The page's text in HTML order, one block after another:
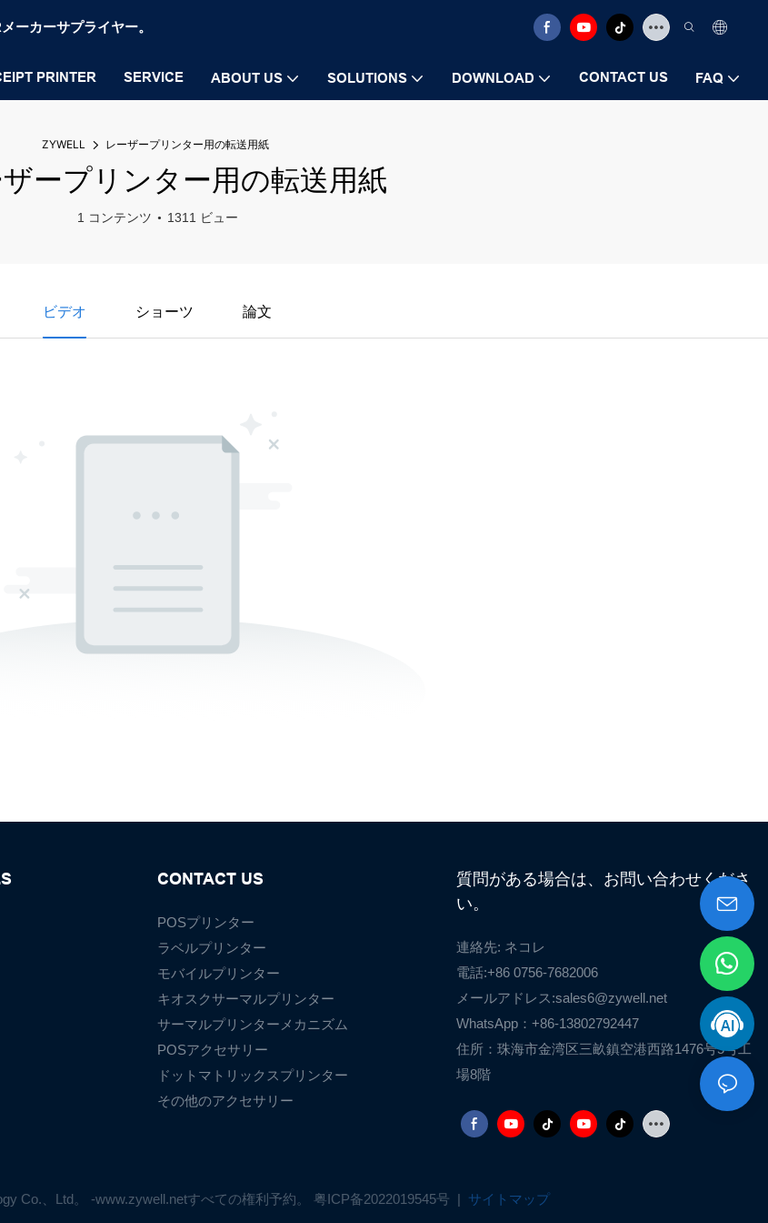
ーカーサプライヤー。
PRINTER SERVICE ABOUT US SOLUTIONS DOWNLOAD CONTACT US FAQ
ZYWELL レーザープリンター用の転送用紙
ープリンター用の転送用紙
1 コンテンツ 1311 ビュー
ビデオ ショーツ 論文
CONTACT US
POSプリンター
ラベルプリンター
モバイルプリンター
キオスクサーマルプリンター
サーマルプリンターメカニズム
POSアクセサリー
ドットマトリックスプリンター
その他のアクセサリー
質問がある場合は、お問い合わせくださ
い。
連絡先: ネコレ
電話:+86 0756-7682006
メールアドレス:sales6@zywell.net
WhatsApp：+86-13802792447
住所：珠海市金湾区三畝鎮空港西路1476号5号工
場8階
Co.、Ltd。 -www.zywell.netすべての権利予約。 粤ICP备2022019545号 | サイトマップ